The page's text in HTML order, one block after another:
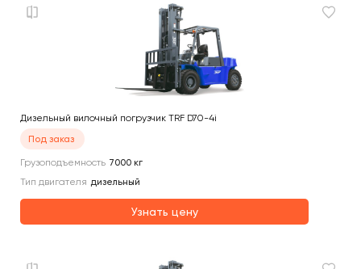
Дизельный вилочный погрузчик TRF D70-4i
Под заказ
Грузоподъемность 7000 кг
Тип двигателя дизельный
Узнать цену